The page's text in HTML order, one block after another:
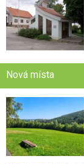
Nová místa